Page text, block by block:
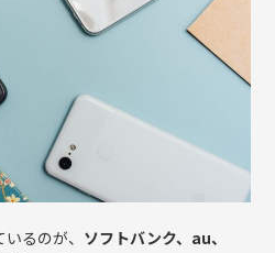
るのが、 ソフトバンク、au、